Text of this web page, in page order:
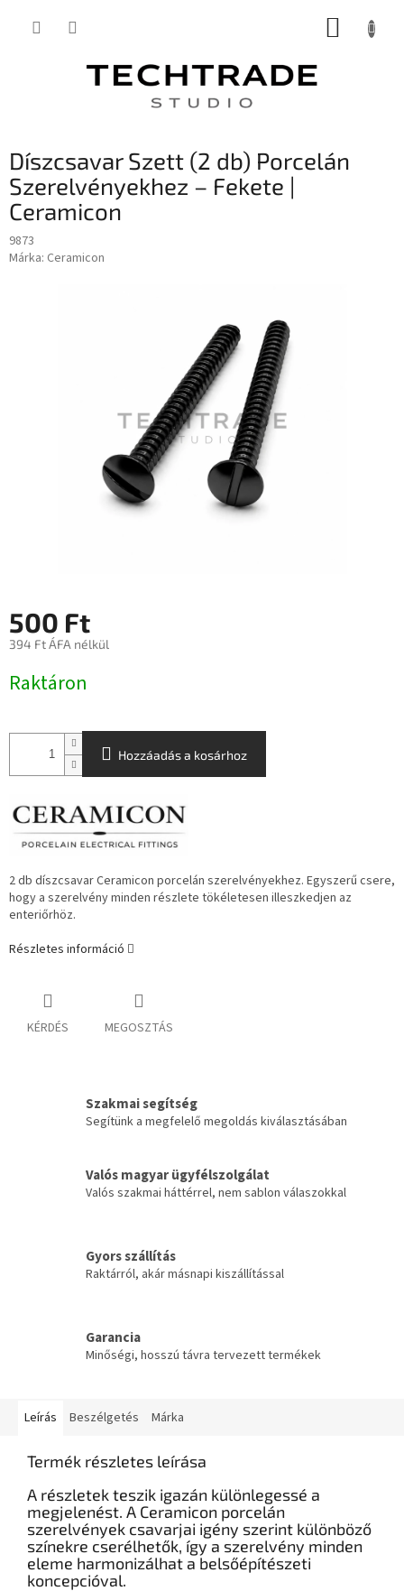
KOSÁR
Díszcsavar Szett (2 db) Porcelán
Szerelvényekhez – Fekete |
Ceramicon
9873
Márka: Ceramicon
500 Ft
394 Ft ÁFA nélkül
Raktáron
Hozzáadás a kosárhoz
2 db díszcsavar Ceramicon porcelán szerelvényekhez. Egyszerű csere,
hogy a szerelvény minden részlete tökéletesen illeszkedjen az
enteriőrhöz.
Részletes információ
KÉRDÉS MEGOSZTÁS
Szakmai segítség
Segítünk a megfelelő megoldás kiválasztásában
Valós magyar ügyfélszolgálat
Valós szakmai háttérrel, nem sablon válaszokkal
Gyors szállítás
Raktárról, akár másnapi kiszállítással
Garancia
Minőségi, hosszú távra tervezett termékek
Leírás Beszélgetés Márka
Termék részletes leírása
A részletek teszik igazán különlegessé a
megjelenést. A Ceramicon porcelán
szerelvények csavarjai igény szerint különböző
színekre cserélhetők, így a szerelvény minden
eleme harmonizálhat a belsőépítészeti
koncepcióval.